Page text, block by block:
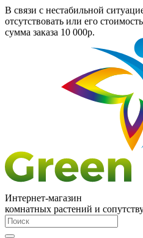
В связи с нестабильной
отсутствовать или его
сумма заказа 10 000р.
Интернет-магазин
комнатных растений и